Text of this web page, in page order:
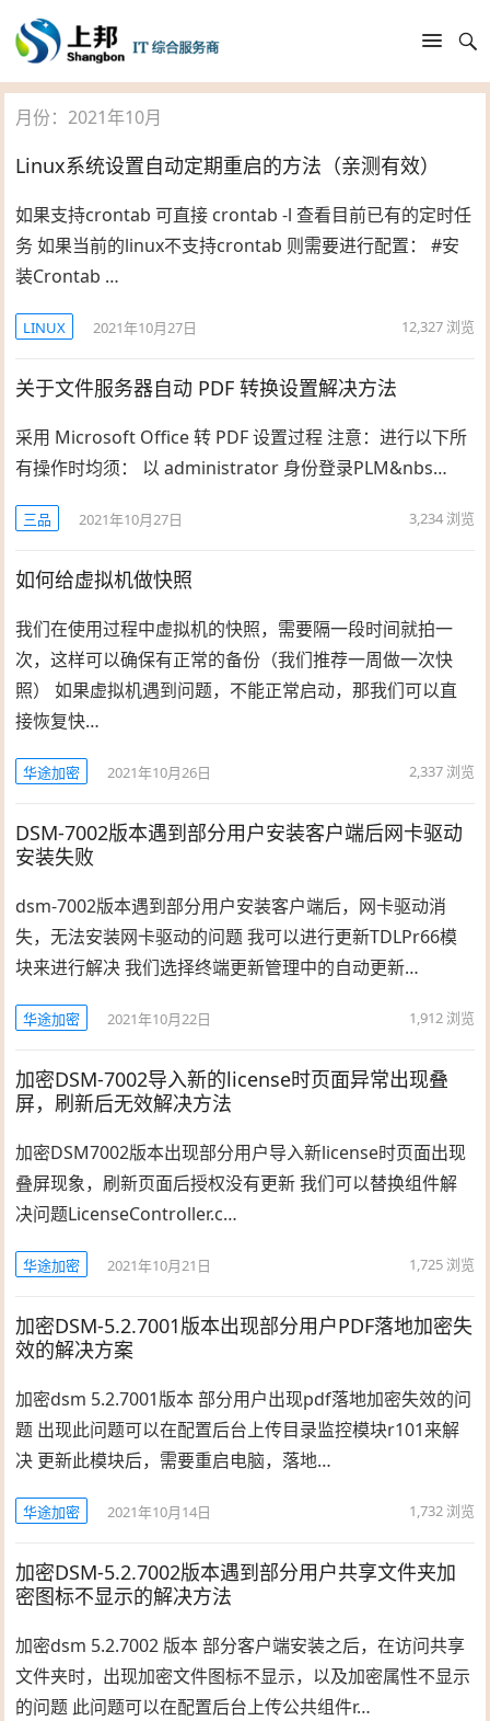
月份：2021年10月
Linux系统设置自动定期重启的方法（亲测有效）
如果支持crontab 可直接 crontab -l 查看目前已有的定时任
务 如果当前的linux不支持crontab 则需要进行配置： #安
装Crontab …
LINUX 2021年10月27日 12,327浏览
关于文件服务器自动 PDF 转换设置解决方法
采用 Microsoft Office 转 PDF 设置过程 注意：进行以下所
有操作时均须： 以 administrator 身份登录PLM&nbs…
三品 2021年10月27日 3,234浏览
如何给虚拟机做快照
我们在使用过程中虚拟机的快照，需要隔一段时间就拍一
次，这样可以确保有正常的备份（我们推荐一周做一次快
照） 如果虚拟机遇到问题，不能正常启动，那我们可以直
接恢复快…
华途加密 2021年10月26日 2,337浏览
DSM-7002版本遇到部分用户安装客户端后网卡驱动
安装失败
dsm-7002版本遇到部分用户安装客户端后，网卡驱动消
失，无法安装网卡驱动的问题 我可以进行更新TDLPr66模
块来进行解决 我们选择终端更新管理中的自动更新…
华途加密 2021年10月22日 1,912浏览
加密DSM-7002导入新的license时页面异常出现叠
屏，刷新后无效解决方法
加密DSM7002版本出现部分用户导入新license时页面出现
叠屏现象，刷新页面后授权没有更新 我们可以替换组件解
决问题LicenseController.c…
华途加密 2021年10月21日 1,725浏览
加密DSM-5.2.7001版本出现部分用户PDF落地加密失
效的解决方案
加密dsm 5.2.7001版本 部分用户出现pdf落地加密失效的问
题 出现此问题可以在配置后台上传目录监控模块r101来解
决 更新此模块后，需要重启电脑，落地…
华途加密 2021年10月14日 1,732浏览
加密DSM-5.2.7002版本遇到部分用户共享文件夹加
密图标不显示的解决方法
加密dsm 5.2.7002 版本 部分客户端安装之后，在访问共享
文件夹时，出现加密文件图标不显示，以及加密属性不显示
的问题 此问题可以在配置后台上传公共组件r…